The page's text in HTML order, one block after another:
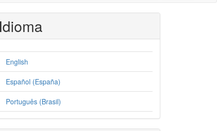
English
Español (España)
Português (Brasil)